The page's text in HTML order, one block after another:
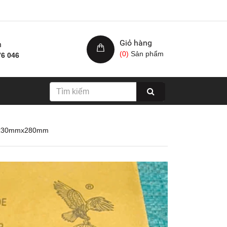
046
Giỏ hàng
(0) Sản phẩm
Nhám xốp hạ cam, kích